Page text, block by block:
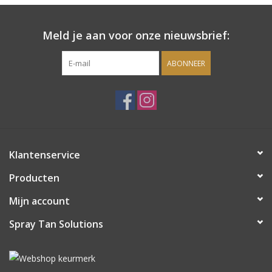
een zeer aantrekkelijke inkoopkorting.
Meld je aan voor onze nieuwsbrief:
ABONNEER
Klantenservice
Producten
Mijn account
Spray Tan Solutions